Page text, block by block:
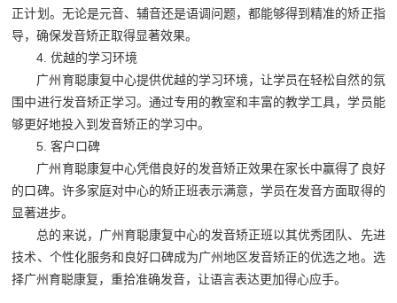
正计划。无论是元音、辅音还是语调问题，都能够得到精准的矫正指
导，确保发音矫正取得显著效果。
4. 优越的学习环境
广州育聪康复中心提供优越的学习环境，让学员在轻松自然的氛
围中进行发音矫正学习。通过专用的教室和丰富的教学工具，学员能
够更好地投入到发音矫正的学习中。
5. 客户口碑
广州育聪康复中心凭借良好的发音矫正效果在家长中赢得了良好
的口碑。许多家庭对中心的矫正班表示满意，学员在发音方面取得的
显著进步。
总的来说，广州育聪康复中心的发音矫正班以其优秀团队、先进
技术、个性化服务和良好口碑成为广州地区发音矫正的优选之地。选
择广州育聪康复，重拾准确发音，让语言表达更加得心应手。‍